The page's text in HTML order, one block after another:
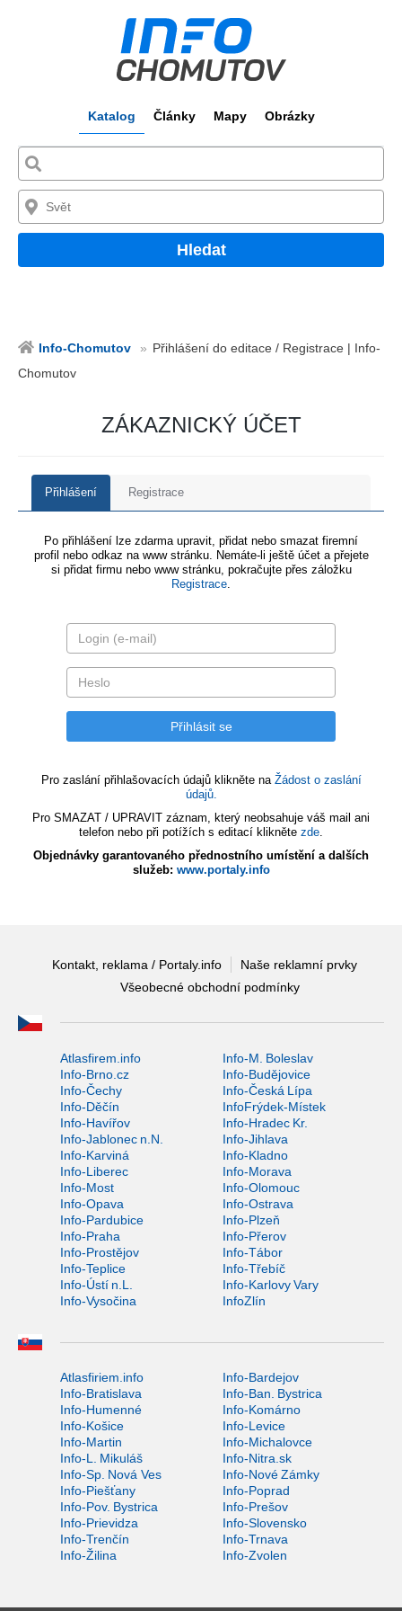
Katalog Články Mapy Obrázky
Hledat
Info-Chomutov
Přihlášení do editace / Registrace | Info-
Chomutov
ZÁKAZNICKÝ ÚČET
Přihlášení Registrace
Po přihlášení lze zdarma upravit, přidat nebo smazat firemní
profil nebo odkaz na www stránku. Nemáte-li ještě účet a přejete
si přidat firmu nebo www stránku, pokračujte přes záložku
Registrace.
Pro zaslání přihlašovacích údajů klikněte na Žádost o zaslání
údajů.
Pro SMAZAT / UPRAVIT záznam, který neobsahuje váš mail ani
telefon nebo při potížích s editací klikněte zde.
Objednávky garantovaného přednostního umístění a dalších
služeb: www.portaly.info
Kontakt, reklama / Portaly.info
Naše reklamní prvky
Všeobecné obchodní podmínky
Atlasfirem.info
Info-M. Boleslav
Info-Brno.cz
Info-Budějovice
Info-Čechy
Info-Česká Lípa
Info-Děčín
InfoFrýdek-Místek
Info-Havířov
Info-Hradec Kr.
Info-Jablonec n.N.
Info-Jihlava
Info-Karviná
Info-Kladno
Info-Liberec
Info-Morava
Info-Most
Info-Olomouc
Info-Opava
Info-Ostrava
Info-Pardubice
Info-Plzeň
Info-Praha
Info-Přerov
Info-Prostějov
Info-Tábor
Info-Teplice
Info-Třebíč
Info-Ústí n.L.
Info-Karlovy Vary
Info-Vysočina
InfoZlín
Atlasfiriem.info
Info-Bardejov
Info-Bratislava
Info-Ban. Bystrica
Info-Humenné
Info-Komárno
Info-Košice
Info-Levice
Info-Martin
Info-Michalovce
Info-L. Mikuláš
Info-Nitra.sk
Info-Sp. Nová Ves
Info-Nové Zámky
Info-Piešťany
Info-Poprad
Info-Pov. Bystrica
Info-Prešov
Info-Prievidza
Info-Slovensko
Info-Trenčín
Info-Trnava
Info-Žilina
Info-Zvolen